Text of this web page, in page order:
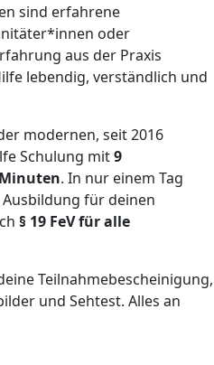
sind erfahrene
oder
aus der Praxis
lebendig, verständlich und
modernen, seit 2016
Schulung mit9
. In nur einem Tag
für deinen
§ 19 FeV für alle
Teilnahmebescheinigung,
und Sehtest. Alles an